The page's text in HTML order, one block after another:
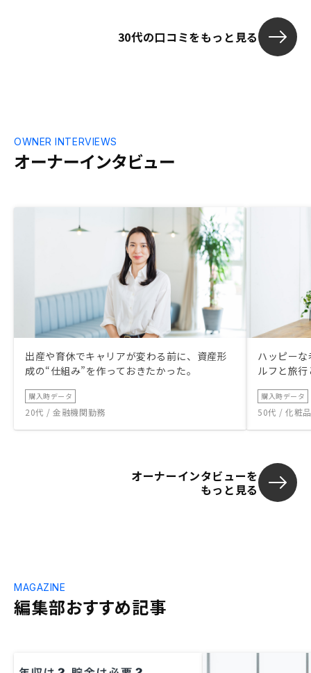
投資に踏み込
30代の口コミをもっと見る
オーナーインタビュー
OWNER INTERVIEWS
出産や育休でキャリアが変わる前に、資産形
成の“仕組み”を作っておきたかった。
購入時データ
20代 / 金融機関勤務
ハッピー
ルフと旅
購入時データ
50代 / 化粧
オーナーインタビューを
もっと見る
編集部おすすめ記事
MAGAZINE